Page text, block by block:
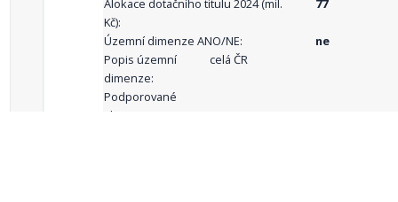
Alokace dotačního titulu 2024 (mil.
Kč):
77
Územní dimenze ANO/NE:
ne
Popis územní
dimenze:
celá ČR
Podporované
aktivity: